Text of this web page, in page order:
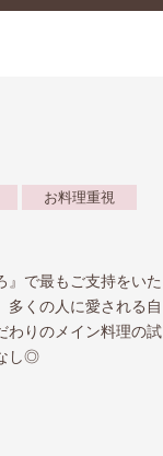
お料理重視
』で最もご支持をいた
多くの人に愛される自
わりのメイン料理の試
し◎